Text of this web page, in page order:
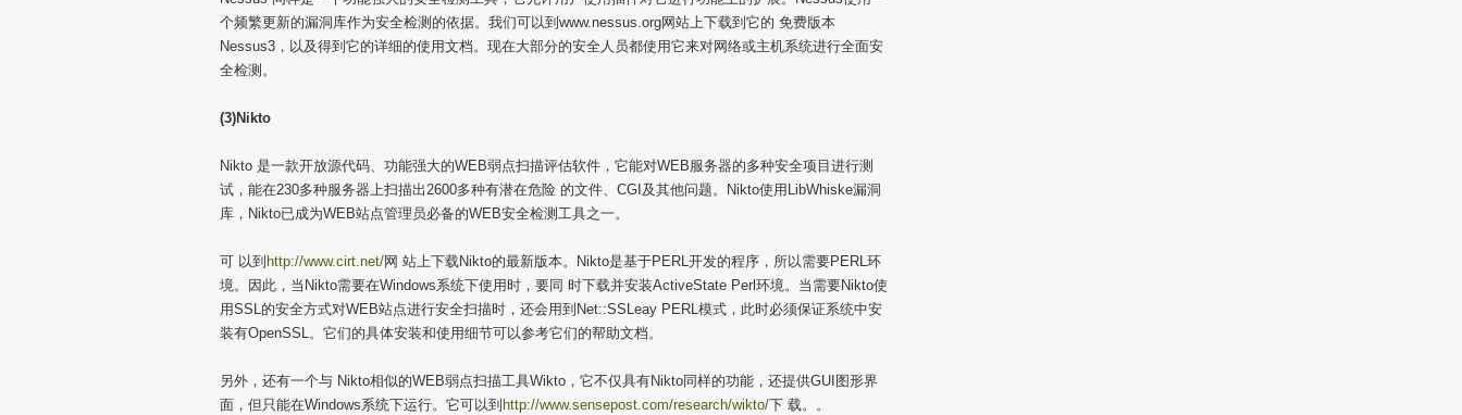
个频繁更新的漏洞库作为安全检测的依据。我们可以到www.nessus.org网站上下载到它的 免费版本
Nessus3，以及得到它的详细的使用文档。现在大部分的安全人员都使用它来对网络或主机系统进行全面安
全检测。
(3)Nikto
Nikto 是一款开放源代码、功能强大的WEB弱点扫描评估软件，它能对WEB服务器的多种安全项目进行测
试，能在230多种服务器上扫描出2600多种有潜在危险 的文件、CGI及其他问题。Nikto使用LibWhiske漏洞
库，Nikto已成为WEB站点管理员必备的WEB安全检测工具之一。
可 以到 http://www.cirt.net/网 站上下载Nikto的最新版本。Nikto是基于PERL开发的程序，所以需要PERL环
境。因此，当Nikto需要在Windows系统下使用时，要同 时下载并安装ActiveState Perl环境。当需要Nikto使
用SSL的安全方式对WEB站点进行安全扫描时，还会用到Net::SSLeay PERL模式，此时必须保证系统中安
装有OpenSSL。它们的具体安装和使用细节可以参考它们的帮助文档。
另外，还有一个与 Nikto相似的WEB弱点扫描工具Wikto，它不仅具有Nikto同样的功能，还提供GUI图形界
面，但只能在Windows系统下运行。它可以到 http://www.sensepost.com/research/wikto/下 载。。